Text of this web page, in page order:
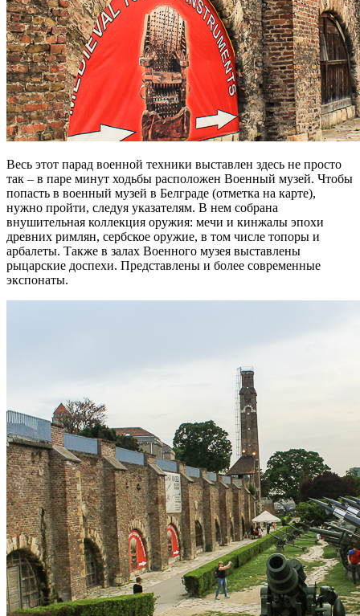
Весь этот парад военной техники выставлен здесь не просто
так – в паре минут ходьбы расположен Военный музей. Чтобы
попасть в военный музей в Белграде (отметка на карте),
нужно пройти, следуя указателям. В нем собрана
внушительная коллекция оружия: мечи и кинжалы эпохи
древних римлян, сербское оружие, в том числе топоры и
арбалеты. Также в залах Военного музея выставлены
рыцарские доспехи. Представлены и более современные
экспонаты.